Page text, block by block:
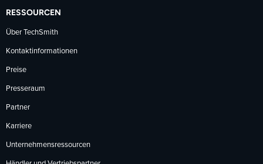
RESSOURCEN
Über TechSmith
Kontaktinformationen
Preise
Presseraum
Partner
Karriere
Unternehmensressourcen